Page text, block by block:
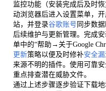
监控功能（安装完成后及时
动浏览器后进入设置菜单，
站，并登录谷歌账号 同步数
后续维护与更新管理。完成
单中的“帮助→关于Google
更新策略以便及时修补安全漏
来源不明的插件。使用可靠
重点排查潜在威胁文件。
通过上述步骤逐步验证下载